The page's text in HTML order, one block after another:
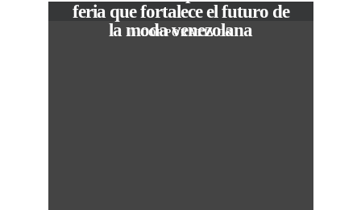
In CORPORATIVOS
feria que fortalece el futuro de
la moda venezolana